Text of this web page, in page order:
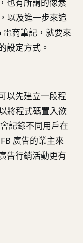
也有所謂的像素
以及進一步來追
商筆記，就要來
設定方式。
以先建立一段程
將程式碼置入欲
記錄不同用戶在
廣告的業主來
告行銷活動更有